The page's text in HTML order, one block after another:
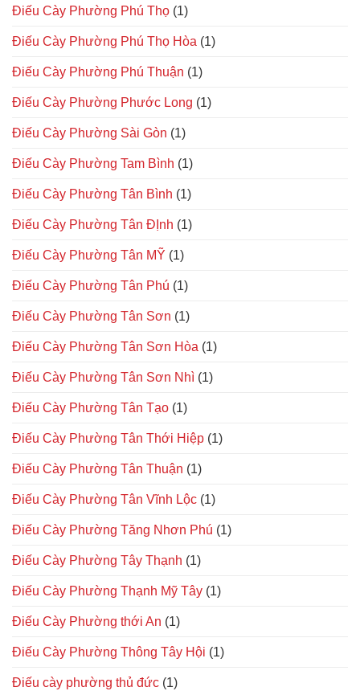
Điếu Cày Phường Phú Thọ (1)
Điếu Cày Phường Phú Thọ Hòa (1)
Điếu Cày Phường Phú Thuận (1)
Điếu Cày Phường Phước Long (1)
Điếu Cày Phường Sài Gòn (1)
Điếu Cày Phường Tam Bình (1)
Điếu Cày Phường Tân Bình (1)
Điếu Cày Phường Tân ĐỊnh (1)
Điếu Cày Phường Tân MỸ (1)
Điếu Cày Phường Tân Phú (1)
Điếu Cày Phường Tân Sơn (1)
Điếu Cày Phường Tân Sơn Hòa (1)
Điếu Cày Phường Tân Sơn Nhì (1)
Điếu Cày Phường Tân Tạo (1)
Điếu Cày Phường Tân Thới Hiệp (1)
Điếu Cày Phường Tân Thuận (1)
Điếu Cày Phường Tân Vĩnh Lộc (1)
Điếu Cày Phường Tăng Nhơn Phú (1)
Điếu Cày Phường Tây Thạnh (1)
Điếu Cày Phường Thạnh Mỹ Tây (1)
Điếu Cày Phường thới An (1)
Điếu Cày Phường Thông Tây Hội (1)
Điếu cày phường thủ đức (1)